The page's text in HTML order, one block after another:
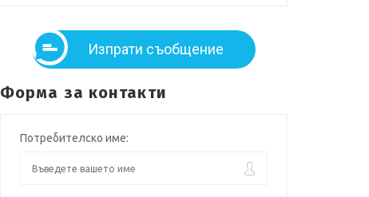
Изпрати съобщение
Форма за контакти
Потребителско име: